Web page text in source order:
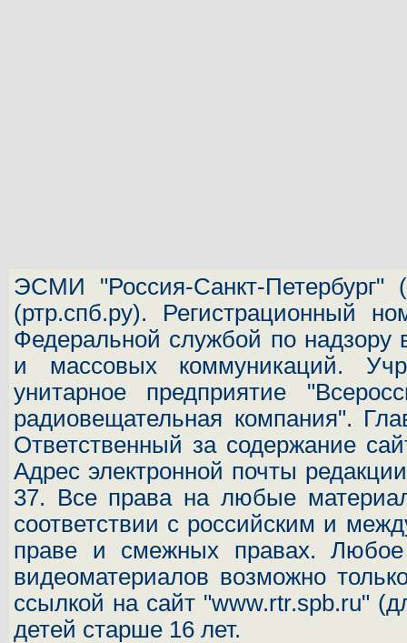
ЭСМИ "Россия-Санкт-Петербург" (
(ртр.спб.ру). Регистрационный
Федеральной службой по
и массовых коммуникаций.
унитарное предприятие
радиовещательная компания".
Ответственный за содержание
Адрес электронной почты
37. Все права на любые
соответствии с российским и
праве и смежных правах. Любое
видеоматериалов возможно
ссылкой на сайт "www.rtr.spb.ru"
детей старше 16 лет.